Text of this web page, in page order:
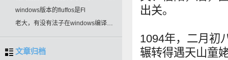
出关。
1094年，二月初
辗转得遇天山童
windows版本的fluffos是Fl
老大，有没有法子在windows编译一下
文章归档